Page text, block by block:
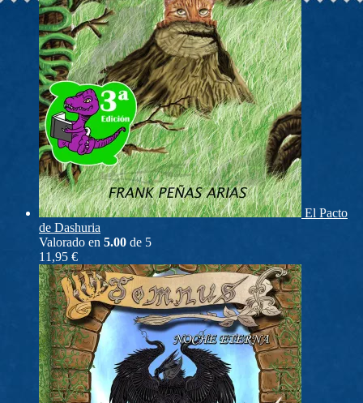
El Pacto
de Dashuria
Valorado en 5.00 de 5
11,95 €